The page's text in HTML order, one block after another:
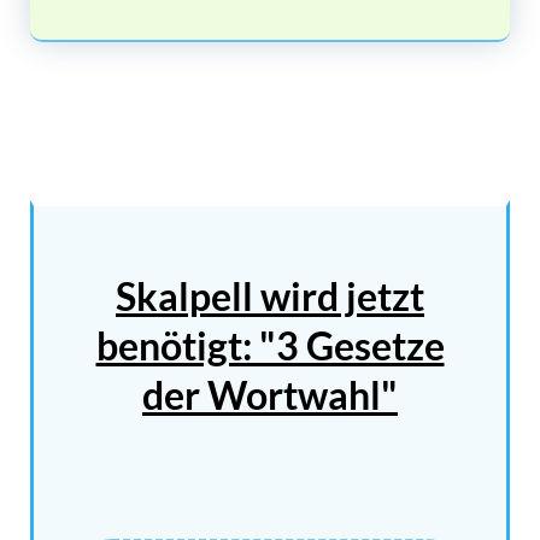
Skalpell wird jetzt
benötigt: "3 Gesetze
der Wortwahl"